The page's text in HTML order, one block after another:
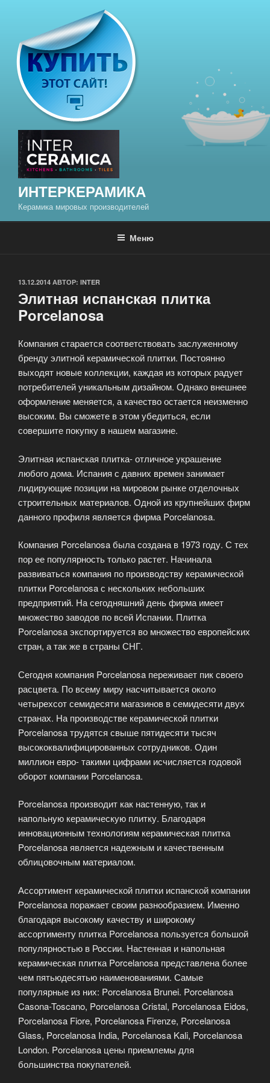
содержимому
ИНТЕРКЕРАМИКА
Керамика мировых производителей
Меню
ОПУБЛИКОВАНО
13.12.2014 АВТОР: INTER
Элитная испанская плитка
Porcelanosa
Компания старается соответствовать заслуженному
бренду элитной керамической плитки. Постоянно
выходят новые коллекции, каждая из которых радует
потребителей уникальным дизайном. Однако внешнее
оформление меняется, а качество остается неизменно
высоким. Вы сможете в этом убедиться, если
совершите покупку в нашем магазине.
Элитная испанская плитка- отличное украшение
любого дома. Испания с давних времен занимает
лидирующие позиции на мировом рынке отделочных
строительных материалов. Одной из крупнейших фирм
данного профиля является фирма Porcelanosa.
Компания Porcelanosa была создана в 1973 году. С тех
пор ее популярность только растет. Начинала
развиваться компания по производству керамической
плитки Porcelanosa с нескольких небольших
предприятий. На сегодняшний день фирма имеет
множество заводов по всей Испании. Плитка
Porcelanosa экспортируется во множество европейских
стран, а так же в страны СНГ.
Сегодня компания Porcelanosa переживает пик своего
расцвета. По всему миру насчитывается около
четырехсот семидесяти магазинов в семидесяти двух
странах. На производстве керамической плитки
Porcelanosa трудятся свыше пятидесяти тысяч
высококвалифицированных сотрудников. Один
миллион евро- такими цифрами исчисляется годовой
оборот компании Porcelanosa.
Porcelanosa производит как настенную, так и
напольную керамическую плитку. Благодаря
инновационным технологиям керамическая плитка
Porcelanosa является надежным и качественным
облицовочным материалом.
Ассортимент керамической плитки испанской компании
Porcelanosa поражает своим разнообразием. Именно
благодаря высокому качеству и широкому
ассортименту плитка Porcelanosa пользуется большой
популярностью в России. Настенная и напольная
керамическая плитка Porcelanosa представлена более
чем пятьюдесятью наименованиями. Самые
популярные из них: Porcelanosa Brunei. Porcelanosa
Casona-Toscano, Porcelanosa Cristal, Porcelanosa Eidos,
Porcelanosa Fiore, Porcelanosa Firenze, Porcelanosa
Glass, Porcelanosa India, Porcelanosa Kali, Porcelanosa
London. Porcelanosa цены приемлемы для
большинства покупателей.